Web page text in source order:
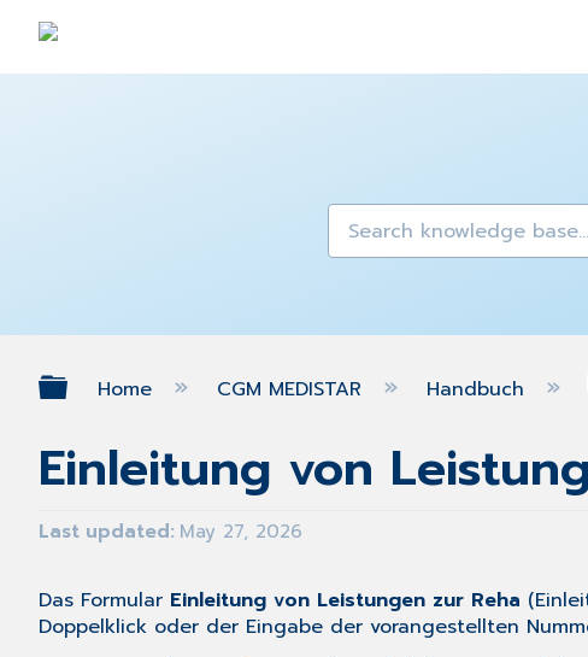
Expand/collapse global hierarchy
Home CGM MEDISTAR Handbuch
Einleitung von
Last updated May 27, 2026
Das Formular Einleitung von Leistungen zur Reha (
Doppelklick oder der Eingabe der vorangestellten